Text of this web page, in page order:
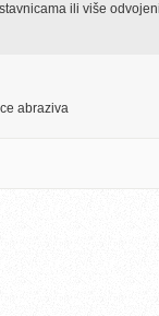
ili više
abraziva